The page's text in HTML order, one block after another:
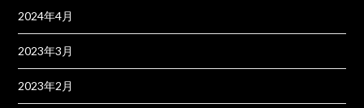
2024年4月
2023年3月
2023年2月